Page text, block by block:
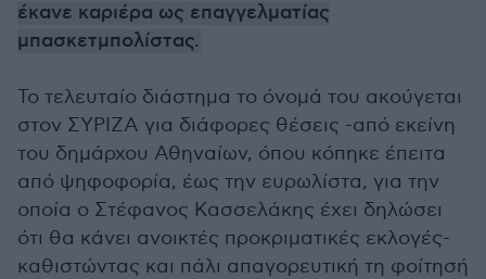
έκανε καριέρα ως επαγγελματίας
μπασκετμπολίστας.
Το τελευταίο διάστημα το όνομά του ακούγεται
στον ΣΥΡΙΖΑ για διάφορες θέσεις -από εκείνη
του δημάρχου Αθηναίων, όπου κόπηκε έπειτα
από ψηφοφορία, έως την ευρωλίστα, για την
οποία ο Στέφανος Κασσελάκης έχει δηλώσει
ότι θα κάνει ανοικτές προκριματικές εκλογές-
καθιστώντας και πάλι απαγορευτική τη φοίτησή